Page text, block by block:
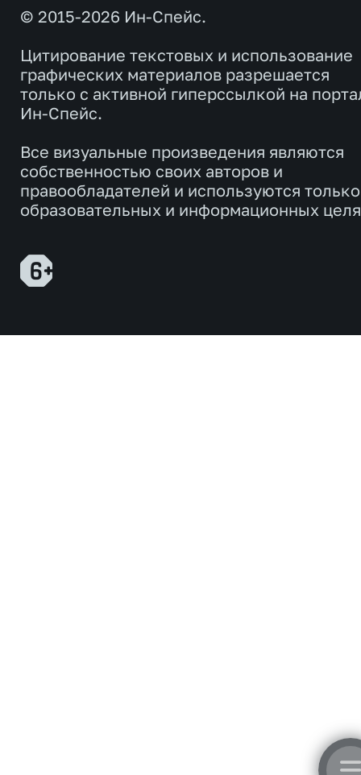
© 2015-2026 Ин-Спейс.
Цитирование текстовых и использование
графических материалов разрешается
только с активной гиперссылкой на
Ин-Спейс.
Все визуальные произведения являются
собственностью своих авторов и
правообладателей и используются
образовательных и информационных